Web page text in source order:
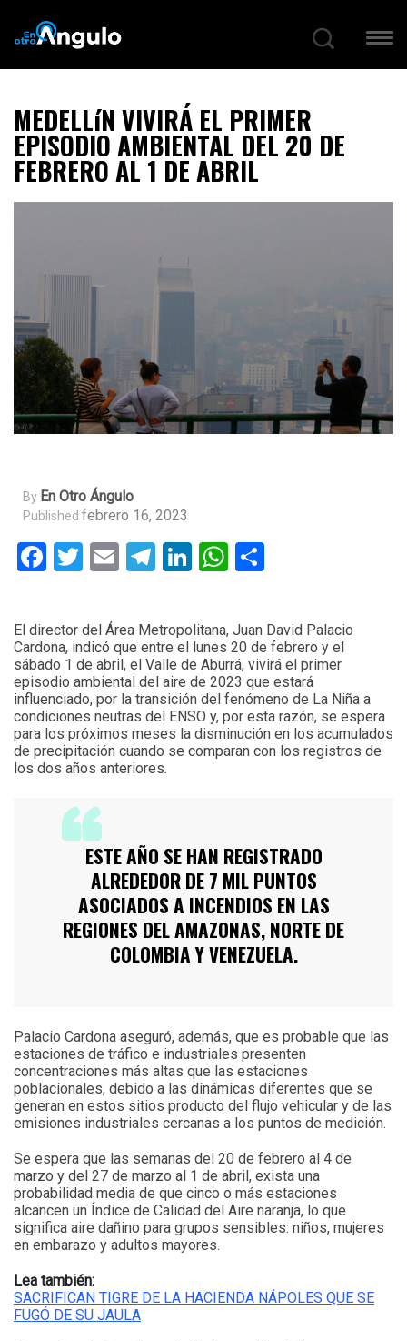
MEDELLíN VIVIRÁ EL PRIMER
EPISODIO AMBIENTAL DEL 20 DE
FEBRERO AL 1 DE ABRIL
By En Otro Ángulo
Published febrero 16, 2023
Facebook
Twitter
EmailTelegram
LinkedIn
WhatsApp
El director del Área Metropolitana, Juan David Palacio
Cardona, indicó que entre el lunes 20 de febrero y el
sábado 1 de abril, el Valle de Aburrá, vivirá el primer
episodio ambiental del aire de 2023 que estará
influenciado, por la transición del fenómeno de La Niña a
condiciones neutras del ENSO y, por esta razón, se espera
para los próximos meses la disminución en los acumulados
de precipitación cuando se comparan con los registros de
los dos años anteriores.
ESTE AÑO SE HAN REGISTRADO
ALREDEDOR DE 7 MIL PUNTOS
ASOCIADOS A INCENDIOS EN LAS
REGIONES DEL AMAZONAS, NORTE DE
COLOMBIA Y VENEZUELA.
Palacio Cardona aseguró, además, que es probable que las
estaciones de tráfico e industriales presenten
concentraciones más altas que las estaciones
poblacionales, debido a las dinámicas diferentes que se
generan en estos sitios producto del flujo vehicular y de las
emisiones industriales cercanas a los puntos de medición.
Se espera que las semanas del 20 de febrero al 4 de
marzo y del 27 de marzo al 1 de abril, exista una
probabilidad media de que cinco o más estaciones
alcancen un Índice de Calidad del Aire naranja, lo que
significa aire dañino para grupos sensibles: niños, mujeres
en embarazo y adultos mayores.
Lea también:
SACRIFICAN TIGRE DE LA HACIENDA NÁPOLES QUE SE
FUGÓ DE SU JAULA